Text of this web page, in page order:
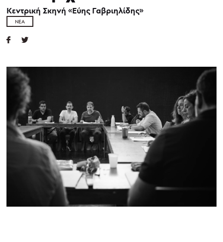
Κεντρική Σκηνή «Εύης Γαβριηλίδης»
ΝΈΑ